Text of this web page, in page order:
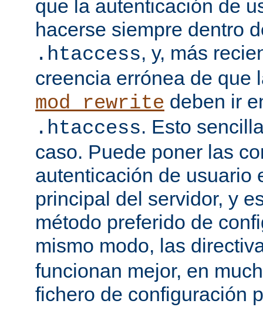
que la autenticación de
hacerse siempre dentro
.htaccess, y, más
creencia errónea de que
mod_rewrite deben ir
.htaccess. Esto
caso. Puede poner las
autenticación de usuario
principal del servidor, y
método preferido de
mismo modo, las
funcionan mejor, en
fichero de configuración